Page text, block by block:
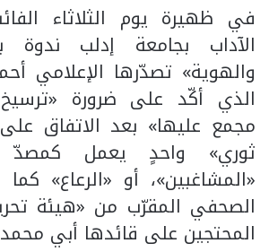
في ظهيرة يوم الثلاثاء
الآداب بجامعة إدلب ندوة
والهوية» تصدّرها الإعلامي
الذي أكّد على ضرورة
مجمع عليها» بعد الاتفاق
ثوري» واحدٍ يعمل
«المشاغبين»، أو «الرعاع»
الصحفي المقرّب من «هيئة
المحتجين على قائدها أبي